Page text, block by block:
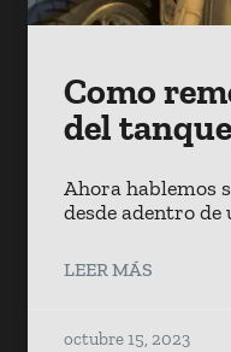
Como
del
Ahora hablemos
desde adentro de
LEER MÁS
octubre 15, 2023